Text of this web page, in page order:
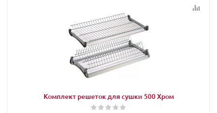
Комплект решеток для сушки 500 Хром